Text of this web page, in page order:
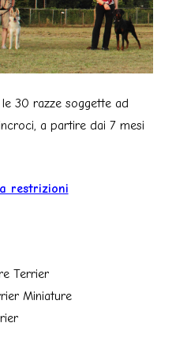
30 razze soggette ad
a partire dai 7 mesi
restrizioni
Terrier
Miniature